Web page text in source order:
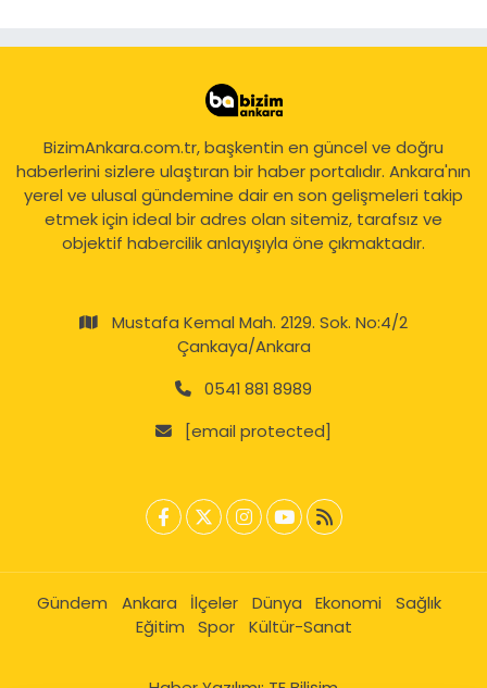
BizimAnkara.com.tr, başkentin en güncel ve doğru
haberlerini sizlere ulaştıran bir haber portalıdır. Ankara'nın
yerel ve ulusal gündemine dair en son gelişmeleri takip
etmek için ideal bir adres olan sitemiz, tarafsız ve
objektif habercilik anlayışıyla öne çıkmaktadır.
Mustafa Kemal Mah. 2129. Sok. No:4/2
Çankaya/Ankara
0541 881 8989
[email protected]
Gündem Ankara İlçeler Dünya Ekonomi
Sağlık
Eğitim
Spor Kültür-Sanat